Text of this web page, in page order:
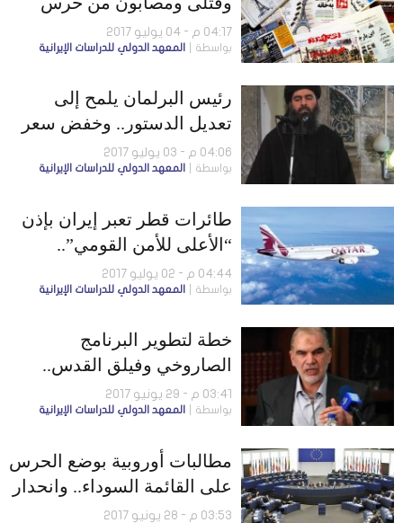
الحدود في اشتباكات مسلحة
04:17 م - 04 يوليو 2017
بواسطة المعهد الدولي للدراسات الإيرانية
رئيس البرلمان يلمح إلى
تعديل الدستور.. وخفض سعر
الغاز المصدر لتركيا 25%
04:06 م - 03 يوليو 2017
بواسطة المعهد الدولي للدراسات الإيرانية
طائرات قطر تعبر إيران بإذن
“الأعلى للأمن القومي”..
وتغيير المسؤول الأمني عن
العاصمة
04:44 م - 02 يوليو 2017
بواسطة المعهد الدولي للدراسات الإيرانية
خطة لتطوير البرنامج
الصاروخي وفيلق القدس..
وإيران تتهم أمريكا بالتلاعب
في سوريا
03:41 م - 29 يونيو 2017
بواسطة المعهد الدولي للدراسات الإيرانية
مطالبات أوروبية بوضع الحرس
على القائمة السوداء.. وانحدار
مكانة سوق الاستثمار الإيرانية
03:53 م - 28 يونيو 2017